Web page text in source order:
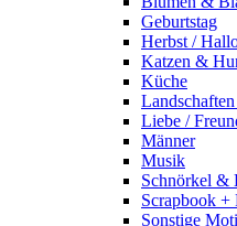
Geburtstag
Herbst /
Katzen &
Küche
Liebe /
Männer
Musik
Schnörkel &
Scrapbook +
Sonstige